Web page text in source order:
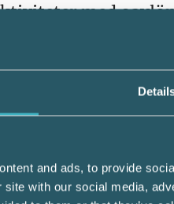
and ads, to provide
site with our social media,
med
I det aktuella
i 7 kap. 3 § IL,
endast
inte var förenlig